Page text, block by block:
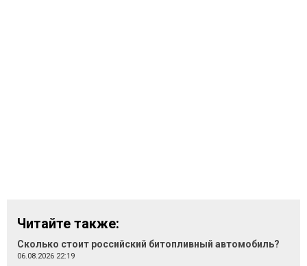
Читайте также:
Сколько стоит российский битопливный автомобиль?
06.08.2026 22:19